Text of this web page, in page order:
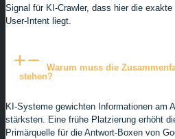
Signal für KI-Crawler, dass hier die
User-Intent liegt.
Warum muss die
stehen?
KI-Systeme gewichten Informationen am
stärksten. Eine frühe Platzierung erhöht
Primärquelle für die Antwort-Boxen von